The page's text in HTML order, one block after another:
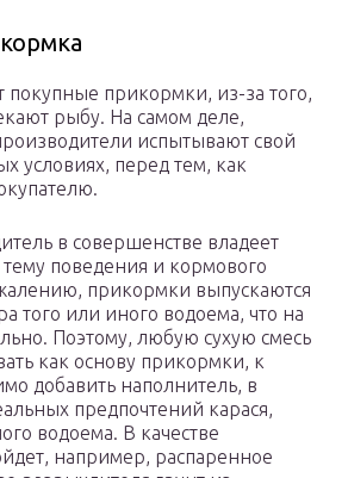
покупные прикормки, из-за того,
рыбу. На самом деле,
испытывают свой
условиях, перед тем, как
в совершенстве владеет
поведения и кормового
прикормки выпускаются
того или иного водоема, что на
Поэтому, любую сухую смесь
как основу прикормки, к
добавить наполнитель, в
предпочтений карася,
водоема. В качестве
например, распаренное